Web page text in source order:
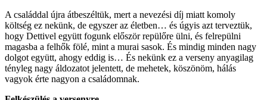
A családdal újra átbeszéltük, mert a nevezési díj miatt komoly
költség ez nekünk, de egyszer az életben… és úgyis azt terveztük,
hogy Dettivel együtt fogunk először repülőre ülni, és felrepülni
magasba a felhők fölé, mint a murai sasok. És mindig minden nagy
dolgot együtt, ahogy eddig is… És nekünk ez a verseny anyagilag
tényleg nagy áldozatot jelentett, de mehetek, köszönöm, hálás
vagyok érte nagyon a családomnak.